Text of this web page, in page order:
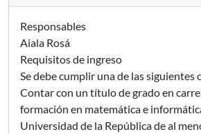
Responsables
Aiala Rosá
Requisitos de ingreso
Se debe cumplir una de las siguientes
Contar con un título de grado en
formación en matemática e
Universidad de la República de al